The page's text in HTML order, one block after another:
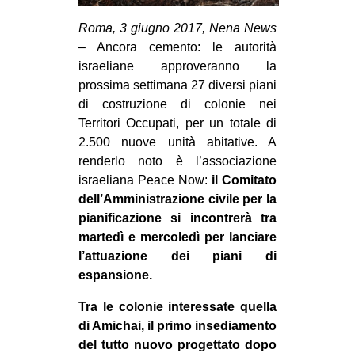
PRECARIATO
REPRESSIONE
STUDENTI
CULTURE
ARTE
CINEMA
MANIFESTI
MUSICA
RECENSIONI
INTERNAZIONALE
AMERICHE
ESTREMO ORIENTE
Roma, 3 giugno 2017, Nena News
– Ancora cemento: le autorità
israeliane approveranno la
prossima settimana 27 diversi piani
di costruzione di colonie nei
Territori Occupati, per un totale di
2.500 nuove unità abitative. A
renderlo noto è l’associazione
israeliana Peace Now: il Comitato
dell’Amministrazione civile per la
pianificazione si incontrerà tra
martedì e mercoledì per lanciare
l’attuazione dei piani di
espansione.
Tra le colonie interessate quella
di Amichai, il primo insediamento
del tutto nuovo progettato dopo